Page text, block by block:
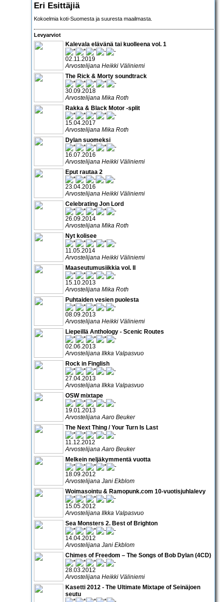
Eri Esittäjiä
Kokoelmia koti-Suomesta ja suuresta maailmasta.
Levyarviot
Kalevala elävänä tai kuolleena vol. 1
02.11.2019
Arvostelijana Heikki Väliniemi
The Rick & Morty soundtrack
30.09.2018
Arvostelijana Mika Roth
Rakka & Black Motor -split
15.04.2017
Arvostelijana Mika Roth
Dylan suomeksi
16.07.2016
Arvostelijana Heikki Väliniemi
Eput rautaa 2
23.04.2016
Arvostelijana Heikki Väliniemi
Celebrating Jon Lord
26.09.2014
Arvostelijana Mika Roth
Nyt kolisee
11.05.2014
Arvostelijana Heikki Väliniemi
Maaseutumusiikkia vol. II
15.10.2013
Arvostelijana Mika Roth
Puhtaiden vesien puolesta
08.09.2013
Arvostelijana Heikki Väliniemi
Liepeillä Anthology - Scenic Routes
02.06.2013
Arvostelijana Ilkka Valpasvuo
Rock in Finglish
27.04.2013
Arvostelijana Ilkka Valpasvuo
OSW mixtape
19.01.2013
Arvostelijana Aaro Beuker
The Next Thing / Your Turn Is Last
11.12.2012
Arvostelijana Aaro Beuker
Melkein neljäkymmentä vuotta
18.09.2012
Arvostelijana Jani Ekblom
Woimasointu & Ramopunk.com 10-vuotisjuhlalevy
15.05.2012
Arvostelijana Ilkka Valpasvuo
Sea Monsters 2. Best of Brighton
14.04.2012
Arvostelijana Jani Ekblom
Chimes of Freedom – The Songs of Bob Dylan (4CD)
28.03.2012
Arvostelijana Heikki Väliniemi
Kasetti 2012 - The Ultimate Mixtape of Seinäjoen
seutu